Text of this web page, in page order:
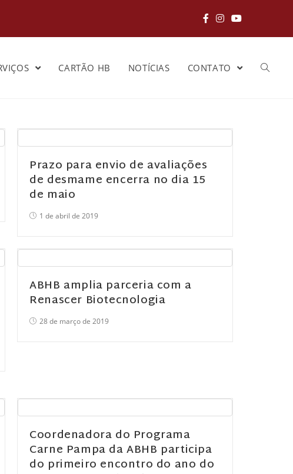
CARTÃO HB NOTÍCIAS CONTATO
Prazo para envio de avaliações
de desmame encerra no dia 15
de maio
1 de abril de 2019
ABHB amplia parceria com a
Renascer Biotecnologia
28 de março de 2019
Coordenadora do Programa
Carne Pampa da ABHB participa
do primeiro encontro do ano do